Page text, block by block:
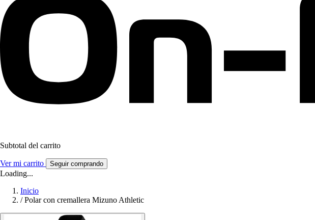
Subtotal del carrito
Ver mi carrito Seguir comprando
Loading...
Inicio
/ Polar con cremallera Mizuno Athletic